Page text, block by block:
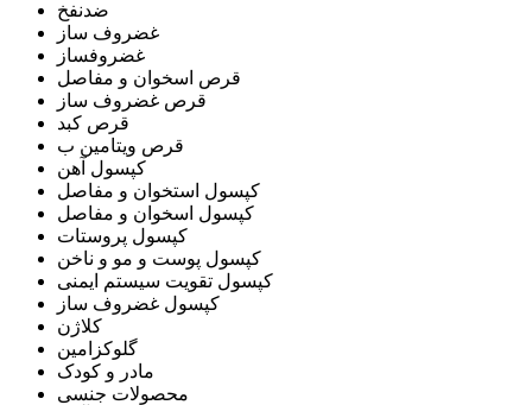
ضدنفخ
غضروف ساز
غضروفساز
قرص اسخوان و مفاصل
قرص غضروف ساز
قرص کبد
قرص ویتامین ب
کپسول آهن
کپسول استخوان و مفاصل
کپسول اسخوان و مفاصل
کپسول پروستات
کپسول پوست و مو و ناخن
کپسول تقویت سیستم ایمنی
کپسول غضروف ساز
کلاژن
گلوکزامین
مادر و کودک
محصولات جنسی